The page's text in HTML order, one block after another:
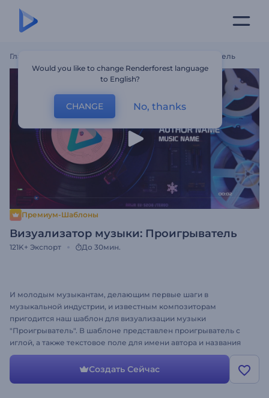
Главная Визуализатор Музыки: Проигрыватель
Премиум-Шаблоны
Визуализатор музыки: Проигрыватель
121K+ Экспорт До 30мин.
И молодым музыкантам, делающим первые шаги в
музыкальной индустрии, и известным композиторам
пригодится наш шаблон для визуализации музыки
"Проигрыватель". В шаблоне представлен проигрыватель с
иглой, а также текстовое поле для имени автора и названия
композиции. Создайте визуализацию своего музыкального
трека для продвижения своего канала в YouTube или Vimeo.
Как использовать шаблон: загрузите свой логотип и
Создать Сейчас
Would you like to change Renderforest language
to English?
CHANGE No, thanks